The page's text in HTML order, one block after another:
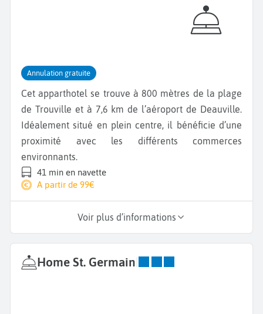
Annulation gratuite
Cet apparthotel se trouve à 800 mètres de la plage
de Trouville et à 7,6 km de l’aéroport de Deauville.
Idéalement situé en plein centre, il bénéficie d’une
proximité avec les différents commerces
environnants.
41 min en navette
A partir de 99€
Voir plus d’informations
Home St. Germain